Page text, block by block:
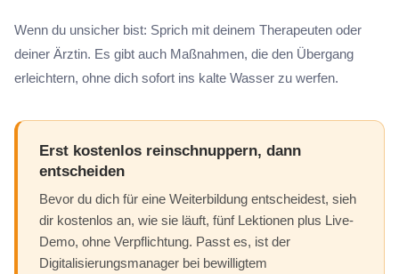
Wenn du unsicher bist: Sprich mit deinem Therapeuten oder
deiner Ärztin. Es gibt auch Maßnahmen, die den Übergang
erleichtern, ohne dich sofort ins kalte Wasser zu werfen.
Erst kostenlos reinschnuppern, dann
entscheiden
Bevor du dich für eine Weiterbildung entscheidest, sieh
dir kostenlos an, wie sie läuft, fünf Lektionen plus Live-
Demo, ohne Verpflichtung. Passt es, ist der
Digitalisierungsmanager bei bewilligtem